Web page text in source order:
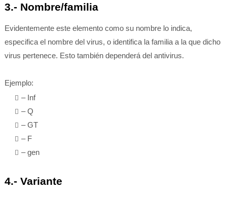
3.- Nombre/familia
Evidentemente este elemento como su nombre lo indica,
especifica el nombre del virus, o identifica la familia a la que dicho
virus pertenece. Esto también dependerá del antivirus.
Ejemplo:
– Inf
– Q
– GT
– F
– gen
4.- Variante